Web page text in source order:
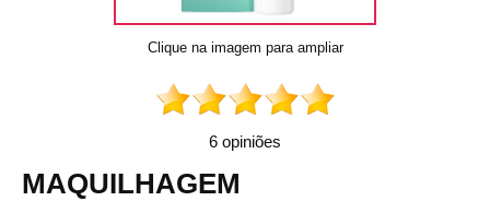
Clique na imagem para ampliar
6 opiniões
MAQUILHAGEM